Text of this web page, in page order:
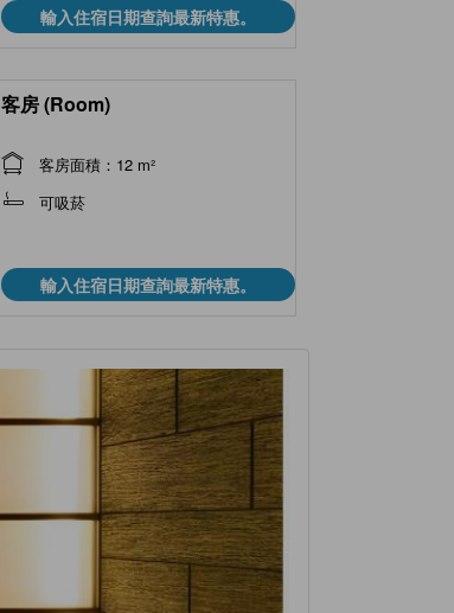
輸入住宿日期查詢最新特惠。
客房 (Room)
客房面積：12 m²
可吸菸
輸入住宿日期查詢最新特惠。